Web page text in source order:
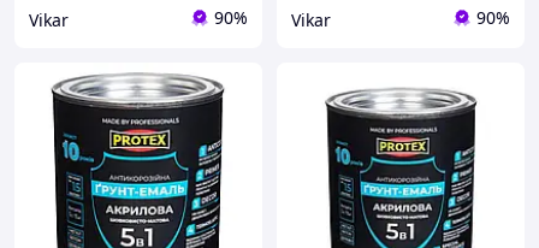
Vikar 90% Vikar 90%